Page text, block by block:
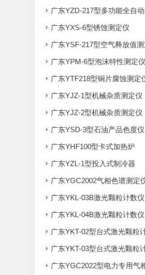
广东YZD-217型多功能全自
广东YXS-6型锈蚀测定仪
广东YSF-217型空气释放值
广东YPM-6型泡沫特性测定仪
广东YTF218型铜片腐蚀测定
广东YJZ-1型机械杂质测定仪
广东YJZ-2型机械杂质测定仪
广东YSD-3型石油产品色度仪
广东YHF100型卡式加热炉
广东YZL-1型投入式制冷器
广东YGC2002气相色谱测定
广东YKL-03B激光颗粒计数仪
广东YKL-04B激光颗粒计数仪
广东YKT-02型台式激光颗粒
广东YKT-03型台式激光颗粒
广东YGC2022型电力专用气